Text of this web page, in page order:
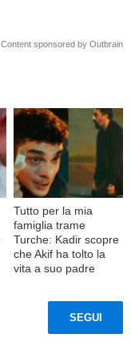
Content sponsored by Outbrain
Tutto per la mia
famiglia trame
Turche: Kadir scopre
che Akif ha tolto la
vita a suo padre
SEGUI